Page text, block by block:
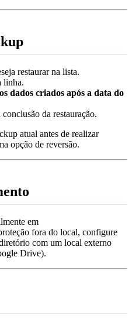
restaurar na lista.
linha.
dados criados após a data do
da restauração.
atual antes de realizar
opção de reversão.
em
fora do local, configure
com um local externo
Drive).